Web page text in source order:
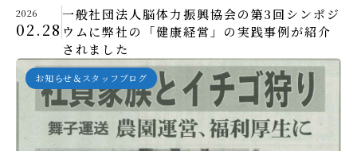
2026
02.28
一般社団法人脳体力振興協会の第3回シンポジ
ウムに弊社の「健康経営」の実践事例が紹介
されました
お知らせ＆スタッフブログ